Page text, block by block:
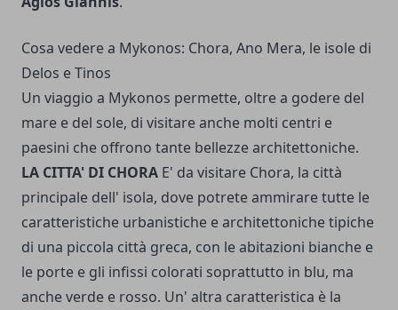
Cosa vedere a Mykonos: Chora, Ano Mera, le isole di
Delos e Tinos
Un viaggio a Mykonos permette, oltre a godere del
mare e del sole, di visitare anche molti centri e
paesini che offrono tante bellezze architettoniche.
LA CITTA' DI CHORA E' da visitare Chora, la città
principale dell' isola, dove potrete ammirare tutte le
caratteristiche urbanistiche e architettoniche tipiche
di una piccola città greca, con le abitazioni bianche e
le porte e gli infissi colorati soprattutto in blu, ma
anche verde e rosso. Un' altra caratteristica è la